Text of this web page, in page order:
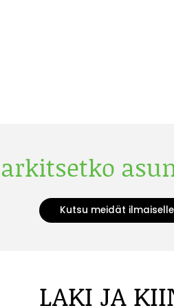
Kutsu meidät
LAKI JA